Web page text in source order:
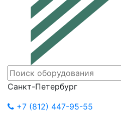
Санкт-Петербург
+7 (812) 447-95-55